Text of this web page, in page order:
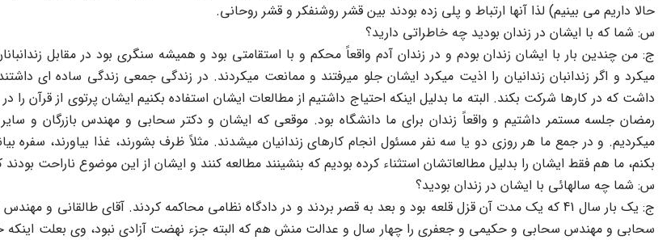
حالا داریم می بینیم) لذا آنها ارتباط و پلی زده بودند بین قشر روشنفکر و قشر روحانی.
س: شما که با ایشان در زندان بودید چه خاطراتی دارید؟
ج: من چندین بار با ایشان زندان بودم و در زندان آدم واقعاً محکم و با استقامتی بود و همیشه سنگری بود در مقابل
میکرد و اگر زندانبان زندانیان را اذیت میکرد ایشان جلو میرفتند و ممانعت میکردند. در زندگی جمعی زندگی ساده ای
داشت که در کارها شرکت بکند. البته ما بدلیل اینکه احتیاج داشتیم از مطالعات ایشان استفاده بکنیم ایشان پرتوی از قرآن
رمضان جلسه مستمر داشتیم و واقعاً زندان برای ما دانشگاه بود. موقعی که ایشان و دکتر سحابی و مهندس بازرگان و
میکردیم. و در جمع ما هر روزی دو یا سه نفر مسئول انجام کارهای زندانیان میشدند. مثلاً ظرف بشورند، غذا بیاورند، سفره
بکنم، ما هم فقط ایشان را بدلیل مطالعاتشان استثناء کرده بودیم که بنشینند مطالعه کنند و ایشان از این موضوع ناراحت
س: شما چه سالهائی با ایشان در زندان بودید؟
ج: یک بار سال 41 که یک مدت آن قزل قلعه بود و بعد به قصر بردند و در دادگاه نظامی محاکمه کردند. آقای طالقانی
سحابی و مهندس سحابی و حکیمی و جعفری را چهار سال و عدالت منش هم که البته جزء نهضت آزادی نبود، وی بعلت اینکه